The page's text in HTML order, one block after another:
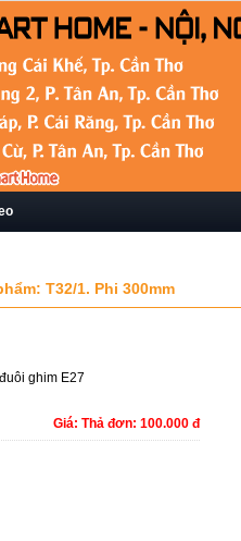
T32/1. Phi 300mm
ghim E27
Giá: Thả đơn: 100.000 đ